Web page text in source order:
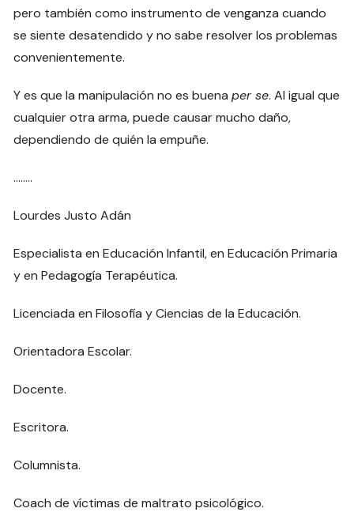
pero también como instrumento de venganza cuando
se siente desatendido y no sabe resolver los problemas
convenientemente.
Y es que la manipulación no es buenaper se. Al igual que
cualquier otra arma, puede causar mucho daño,
dependiendo de quién la empuñe.
……..
Lourdes Justo Adán
Especialista en Educación Infantil, en Educación Primaria
y en Pedagogía Terapéutica.
Licenciada en Filosofía y Ciencias de la Educación.
Orientadora Escolar.
Docente.
Escritora.
Columnista.
Coach de víctimas de maltrato psicológico.